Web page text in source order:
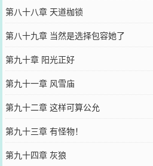
第八十八章 天道枷锁
第八十九章 当然是选择包容她了
第九十章 阳光正好
第九十一章 风雪庙
第九十二章 这样可算公允
第九十三章 有怪物！
第九十四章 灰狼